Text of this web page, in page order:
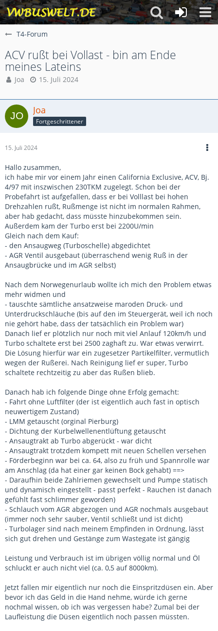
T4-Forum
ACV rußt bei Vollast - bin am Ende
meines Lateins
Joa 15. Juli 2024
Joa
Fortgeschrittener
15. Juli 2024
Hallo zusammen,
ich habe mir vor einem Jahr einen California Exclusive, ACV, Bj.
4/97 mit inszwischen 230TKM zugelegt. Schon bei der
Probefahrt ist aufgefallen, dass er bei Volllast bei hohen
Drehzahlen rußt, Rußmenge ist nicht im normalen Rahmen,
aber hab gedacht, dass müsste hinzubekommen sein.
Außerdem kam der Turbo erst bei 2200U/min
Gleich nach dem Kauf:
- den Ansaugweg (Turboschelle) abgedichtet
- AGR Ventil ausgebaut (überraschend wenig Ruß in der
Ansaugbrücke und im AGR selbst)
Nach dem Norwegenurlaub wollte ich mich den Problem etwas
mehr widmen und
- tauschte sämtliche ansatzweise maroden Druck- und
Unterdruckschläuche (bis auf den im Steuergerät, weil ich noch
nie gehört habe, dass der tatsächlich ein Problem war)
Danach lief er plötzlich nur noch mit viel Anlauf 120km/h und
Turbo schaltete erst bei 2500 zaghaft zu. War etwas verwirrt.
Die Lösung hierfür war ein zugesetzer Partikelfilter, vermutlich
wegen der Rußerei. Nach Reinigung lief er super, Turbo
schaltete rechtzeitig zu aber das Rußen blieb.
Danach hab ich folgende Dinge ohne Erfolg gemacht:
- Fahrt ohne Luftfilter (der ist eigentlich auch fast in optisch
neuwertigem Zustand)
- LMM getauscht (orginal Pierburg)
- Dichtung der Kurbelwellenentlüftung getauscht
- Ansaugtrakt ab Turbo abgerückt - war dicht
- Ansaugtrakt trotzdem kompett mit neuen Schellen versehen
- Förderbeginn war bei ca. 64, also zu früh und Spannrolle war
am Anschlag (da hat einer gar keinen Bock gehabt) ==>
- Daraufhin beide Zahlriemen gewechselt und Pumpe statisch
und dynamisch eingestellt - passt perfekt - Rauchen ist danach
gefühlt fast schlimmer geworden)
- Schlauch vom AGR abgezogen und AGR nochmals ausgebaut
(immer noch sehr sauber, Ventil schließt und ist dicht)
- Turbolager sind nach meinem Empfinden in Ordnung, lässt
sich gut drehen und Gestänge zum Wastegate ist gängig
Leistung und Verbrauch ist im übrigen völlig normal und Öl
schluckt er auch nicht viel (ca. 0,5 auf 8000km).
Jetzt fallen mir eigentlich nur noch die Einspritzdüsen ein. Aber
bevor ich das Geld in die Hand nehme, würde ich gerne
nochmal wissen, ob ich was vergessen habe? Zumal bei der
Laufleistung die Düsen eigentlich noch passen müssten.